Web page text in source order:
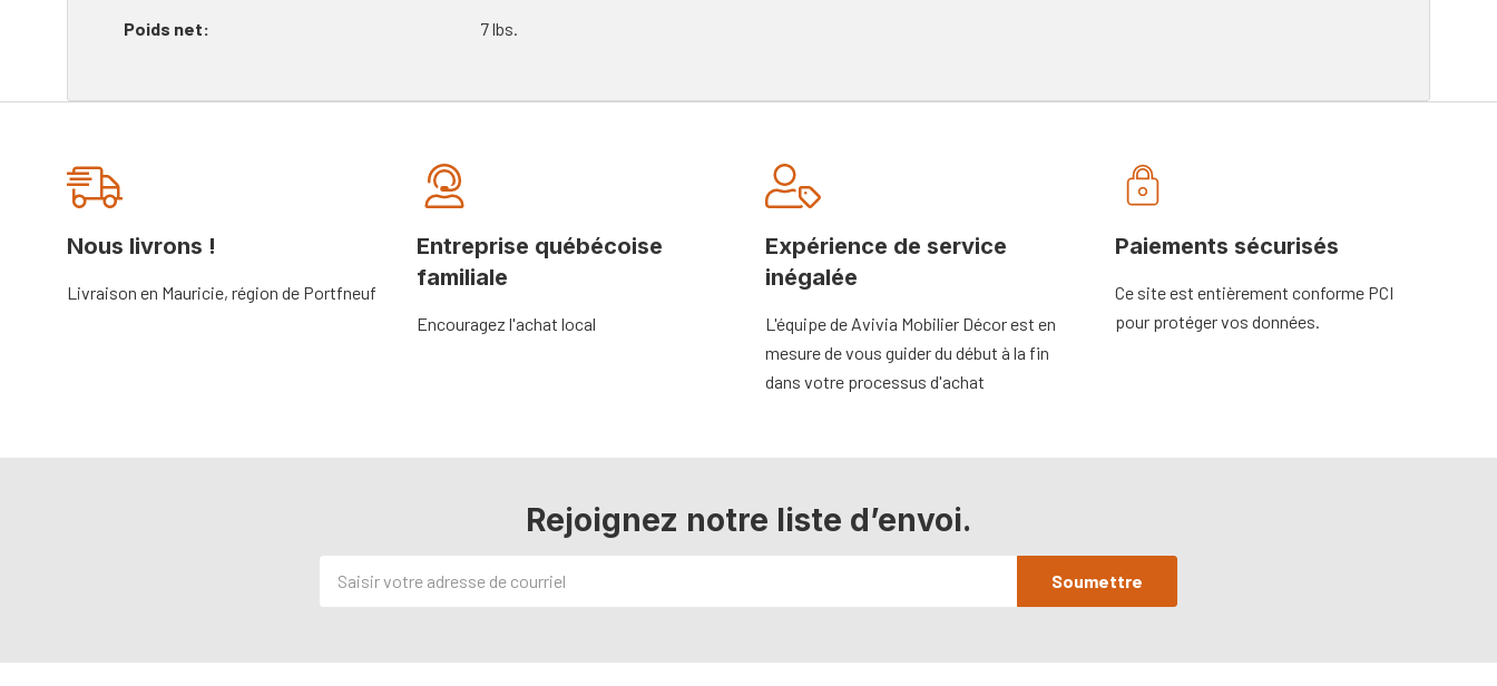
Poids net 7 lbs.
personnalisé
Nous livrons !
Livraison en Mauricie, région de Portfneuf
Entreprise québécoise
familiale
Encouragez l'achat local
Expérience de service
inégalée
L'équipe de Avivia Mobilier Décor est en
mesure de vous guider du début à la fin
dans votre processus d'achat
Paiements sécurisés
Ce site est entièrement conforme PCI
pour protéger vos données.
Rejoignez notre liste d’envoi.
de